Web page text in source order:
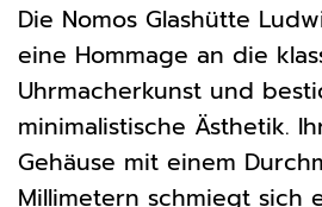
Die Nomos Glashütte
eine Hommage an die
Uhrmacherkunst und
minimalistische Ästhetik.
Gehäuse mit einem
Millimetern schmiegt sich